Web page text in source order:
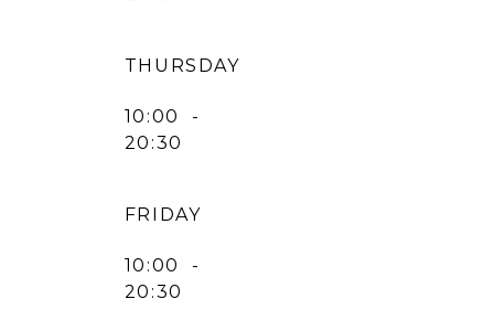
THURSDAY
10:00 -
20:30
FRIDAY
10:00 -
20:30